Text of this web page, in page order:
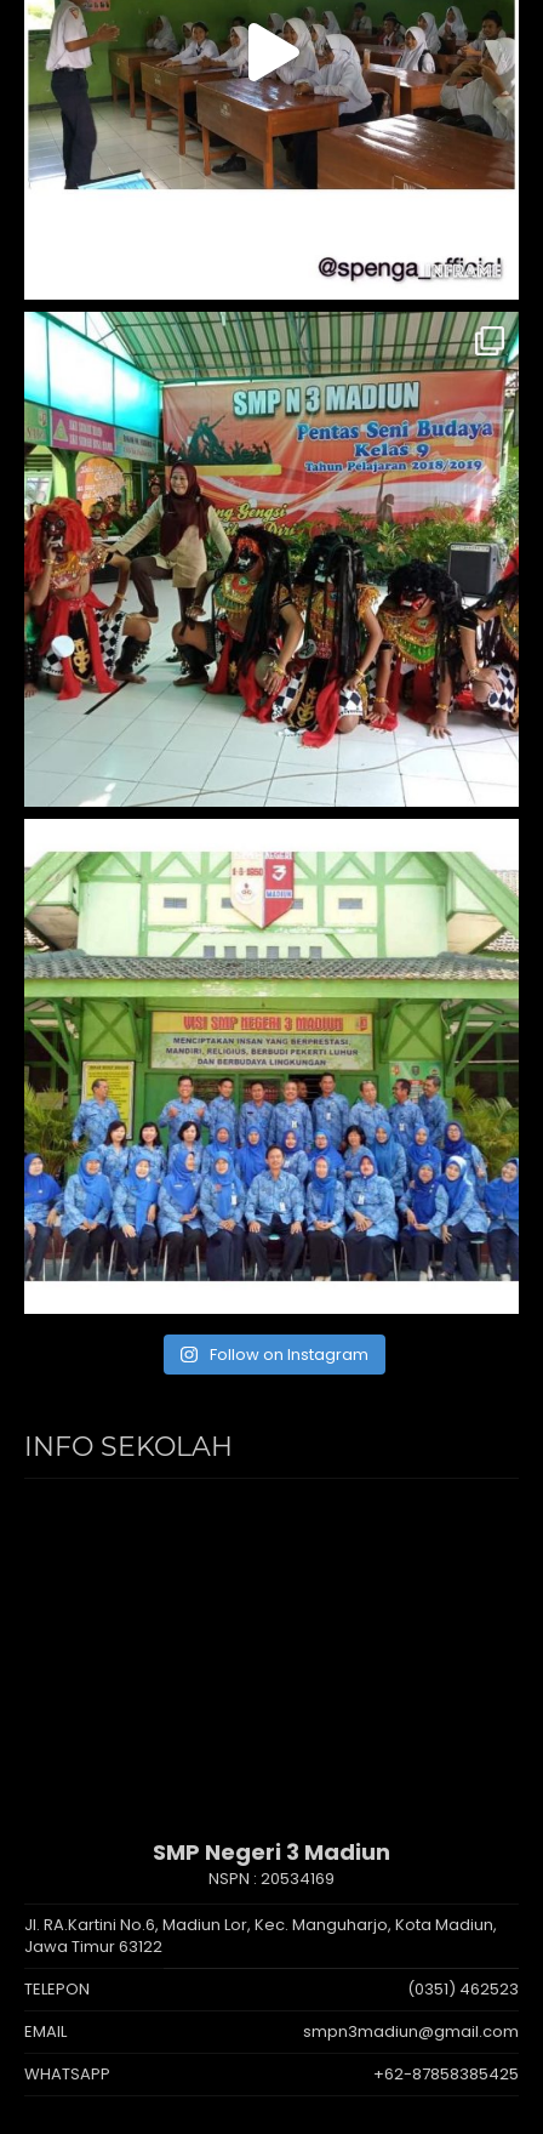
Follow on Instagram
INFO SEKOLAH
SMP Negeri 3 Madiun
NSPN : 20534169
Jl. RA.Kartini No.6, Madiun Lor, Kec. Manguharjo, Kota Madiun,
Jawa Timur 63122
TELEPON
(0351) 462523
EMAIL
smpn3madiun@gmail.com
WHATSAPP
+62-87858385425